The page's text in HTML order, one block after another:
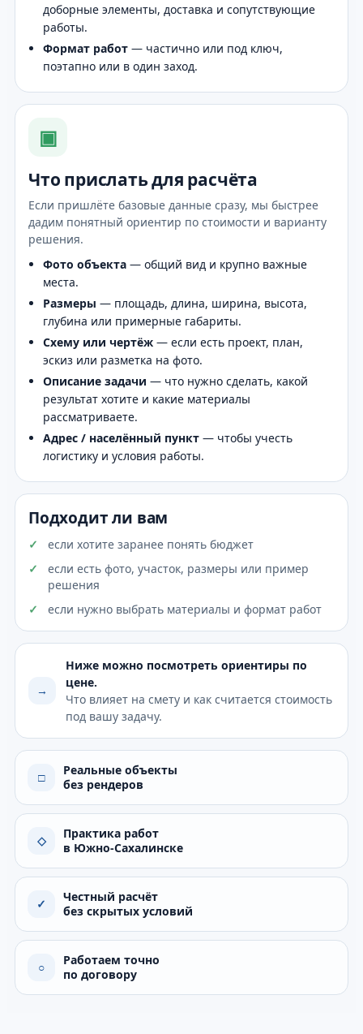
доборные элементы, доставка и сопутствующие
работы.
Формат работ — частично или под ключ,
поэтапно или в один заход.
▣
Что прислать для расчёта
Если пришлёте базовые данные сразу, мы быстрее
дадим понятный ориентир по стоимости и варианту
решения.
Фото объекта — общий вид и крупно важные
места.
Размеры — площадь, длина, ширина, высота,
глубина или примерные габариты.
Схему или чертёж — если есть проект, план,
эскиз или разметка на фото.
Описание задачи — что нужно сделать, какой
результат хотите и какие материалы
рассматриваете.
Адрес / населённый пункт — чтобы учесть
логистику и условия работы.
Подходит ли вам
если хотите заранее понять бюджет
если есть фото, участок, размеры или пример
решения
если нужно выбрать материалы и формат работ
→
Ниже можно посмотреть ориентиры по
цене.
Что влияет на смету и как считается стоимость
под вашу задачу.
□
Реальные объекты
без рендеров
◇
Практика работ
в Южно-Сахалинске
✓
Честный расчёт
без скрытых условий
○
Работаем точно
по договору